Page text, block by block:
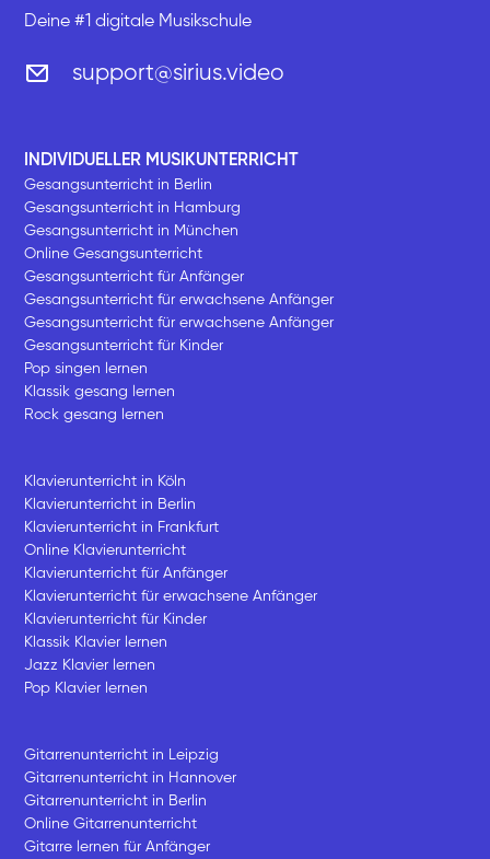
Deine #1 digitale Musikschule
support@sirius.video
INDIVIDUELLER MUSIKUNTERRICHT
Gesangsunterricht in Berlin
Gesangsunterricht in Hamburg
Gesangsunterricht in München
Online Gesangsunterricht
Gesangsunterricht für Anfänger
Gesangsunterricht für erwachsene Anfänger
Gesangsunterricht für erwachsene Anfänger
Gesangsunterricht für Kinder
Pop singen lernen
Klassik gesang lernen
Rock gesang lernen
Klavierunterricht in Köln
Klavierunterricht in Berlin
Klavierunterricht in Frankfurt
Online Klavierunterricht
Klavierunterricht für Anfänger
Klavierunterricht für erwachsene Anfänger
Klavierunterricht für Kinder
Klassik Klavier lernen
Jazz Klavier lernen
Pop Klavier lernen
Gitarrenunterricht in Leipzig
Gitarrenunterricht in Hannover
Gitarrenunterricht in Berlin
Online Gitarrenunterricht
Gitarre lernen für Anfänger